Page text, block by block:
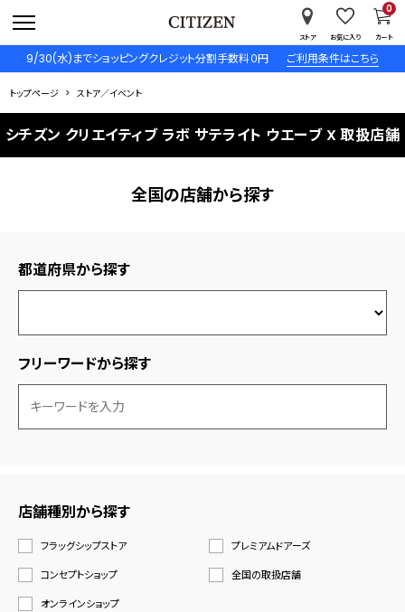
9/30(水)までショッピングクレジット分割手数料０円 ご利用条件はこちら
ストア お気に入り カート
0
トップページ ストア／イベント
シチズン クリエイティブ ラボ サテライト ウエーブ X 取扱店舗
全国の店舗から探す
都道府県から探す
フリーワードから探す
店舗種別から探す
フラッグシップストア
プレミアムドアーズ
コンセプトショップ
全国の取扱店舗
オンラインショップ